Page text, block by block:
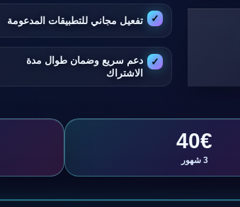
تفعيل مجاني للتطبيقات المدعومة
دعم سريع وضمان طوال مدة
الاشتراك
40€
3 شهور